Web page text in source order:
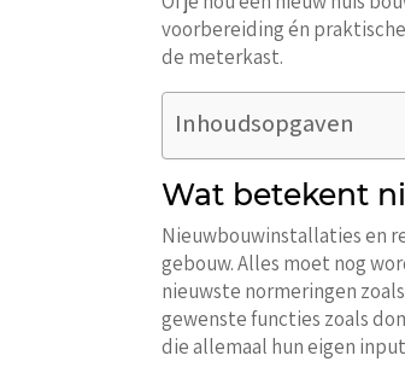
voorbereiding én
de meterkast.
Inhoudsopgaven
Wat betekent
Nieuwbouwinstallaties en
gebouw. Alles moet nog
nieuwste normeringen
gewenste functies zoals
die allemaal hun eigen